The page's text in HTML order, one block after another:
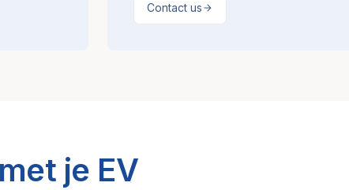
Contact us
je EV